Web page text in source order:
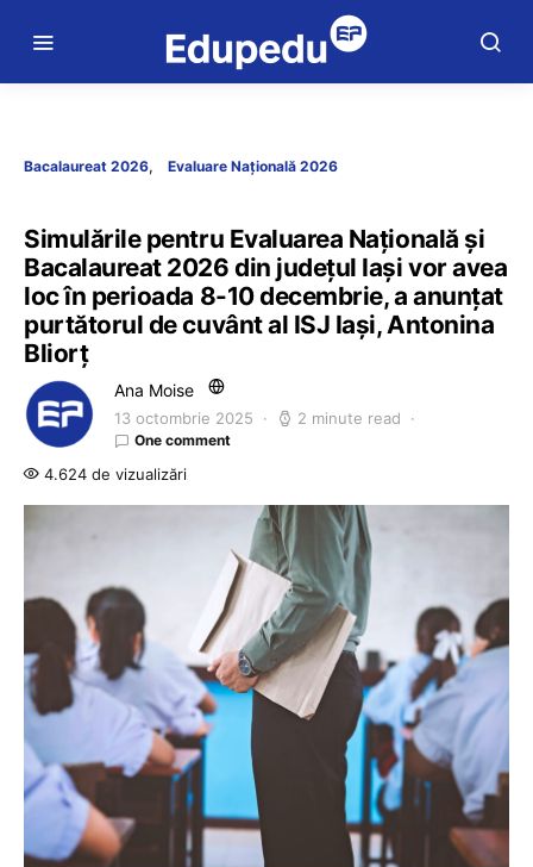
Bacalaureat 2026 Evaluare Națională 2026
Simulările pentru Evaluarea Națională și
Bacalaureat 2026 din județul Iași vor avea
loc în perioada 8-10 decembrie, a anunțat
purtătorul de cuvânt al ISJ Iași, Antonina
Bliorț
Ana Moise
13 octombrie 2025 2 minute read
One comment
4.624 de vizualizări